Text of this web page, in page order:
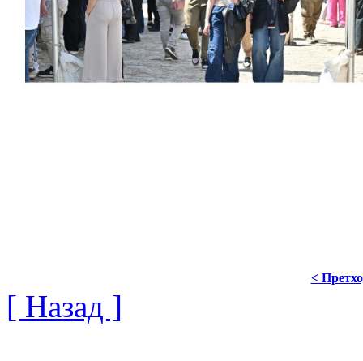
<
[ Назад ]